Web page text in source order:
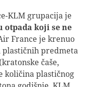
KLM grupacija je
otpada koji se ne
France je krenuo
plastičnih predmeta
čaše,
količina plastičnog